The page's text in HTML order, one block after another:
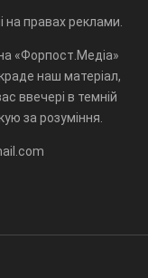
на правах реклами.
«Форпост.Медіа»
наш матеріал,
ввечері в темній
за розуміння.